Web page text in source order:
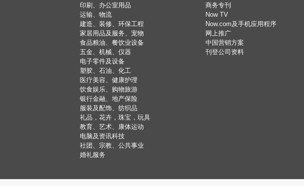
印刷、办公室用品
运输、物流
建造、装修、环保工程
家居用品及服务、宠物
食品粮油、餐饮业设备
五金、机械、仪器
电子零件及设备
塑胶、石油、化工
医疗美容、健康护理
饮食娱乐、购物旅游
银行金融、地产保险
服装及配饰、纺织品
礼品，花卉，珠宝，玩具
教育、艺术、康体运动
电脑及资讯科技
社团、宗教、公共事业
婚礼服务
商务专刊
Now TV
Now.com及手机应用程序
网上推广
中国营销方案
刊登公司资料